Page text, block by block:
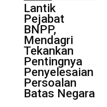
Lantik
Pejabat
BNPP,
Mendagri
Tekankan
Pentingnya
Penyelesaian
Persoalan
Batas Negara